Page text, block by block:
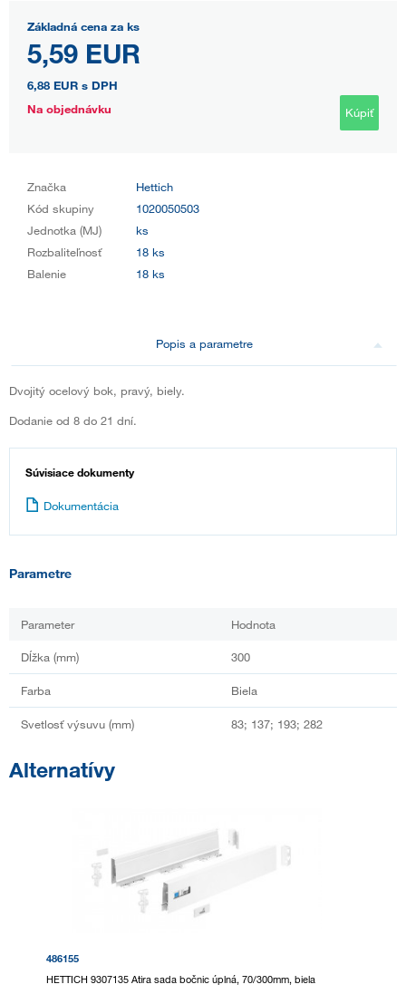
Základná cena za ks
5,59 EUR
6,88 EUR s DPH
Na objednávku
Kúpiť
Značka
Hettich
Kód skupiny
1020050503
Jednotka (MJ)
ks
Rozbaliteľnosť
18 ks
Balenie
18 ks
Popis a parametre
Dvojitý ocelový bok, pravý, biely.
Dodanie od 8 do 21 dní.
Súvisiace dokumenty
Dokumentácia
Parametre
Parameter Hodnota
Dĺžka (mm) 300
Farba Biela
Svetlosť výsuvu (mm) 83; 137; 193; 282
Alternatívy
486155
HETTICH 9307135 Atira sada bočnic úplná, 70/300mm, biela